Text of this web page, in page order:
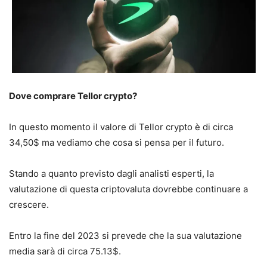
Dove comprare Tellor crypto?
In questo momento il valore di Tellor crypto è di circa
34,50$ ma vediamo che cosa si pensa per il futuro.
Stando a quanto previsto dagli analisti esperti, la
valutazione di questa criptovaluta dovrebbe continuare a
crescere.
Entro la fine del 2023 si prevede che la sua valutazione
media sarà di circa 75.13$.